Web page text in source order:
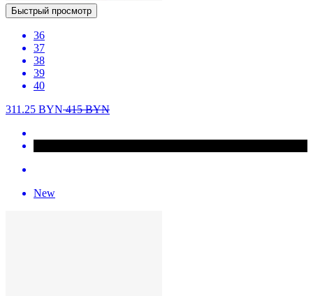
Быстрый просмотр
36
37
38
39
40
311.25 BYN415BYN
New